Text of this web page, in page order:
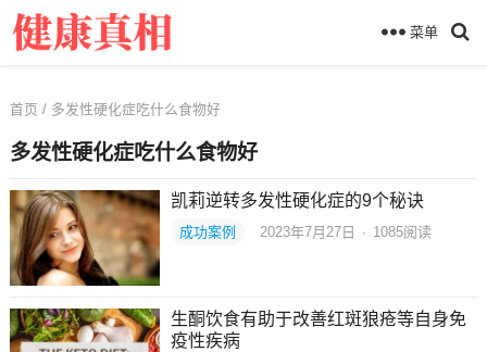
菜单
首页 / 多发性硬化症吃什么食物好
多发性硬化症吃什么食物好
凯莉逆转多发性硬化症的9个秘诀
成功案例 2023年7月27日 · 1085阅读
生酮饮食有助于改善红斑狼疮等自身免
疫性疾病